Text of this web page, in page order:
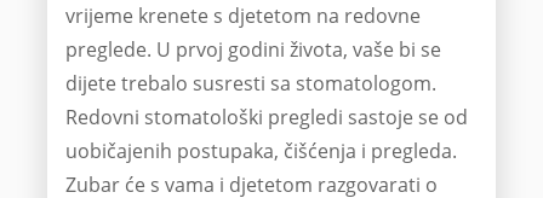
vrijeme krenete s djetetom na redovne
preglede. U prvoj godini života, vaše bi se
dijete trebalo susresti sa stomatologom.
Redovni stomatološki pregledi sastoje se od
uobičajenih postupaka, čišćenja i pregleda.
Zubar će s vama i djetetom razgovarati o